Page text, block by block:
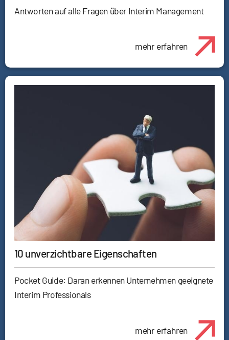
Antworten auf alle Fragen über Interim Management
mehr erfahren
10 unverzichtbare Eigenschaften
Pocket Guide: Daran erkennen Unternehmen geeignete
Interim Professionals
mehr erfahren